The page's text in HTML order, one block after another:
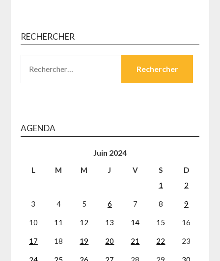
RECHERCHER
AGENDA
Juin 2024
L M M J V S
D
1
2
3 4 5 6 7 8 9
10 11 12 13 14 15 16
17 18 19 20 21 22 23